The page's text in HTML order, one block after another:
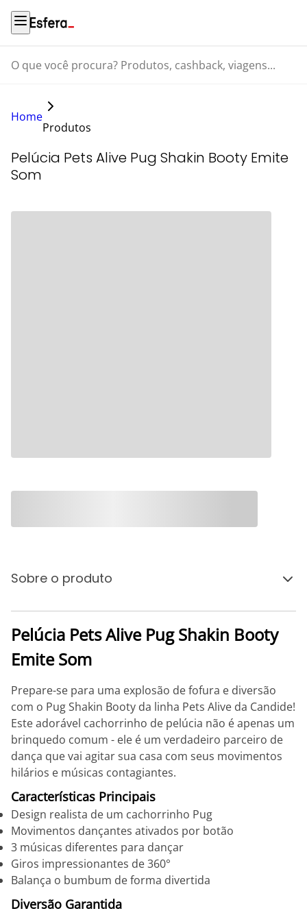
O que você procura? Produtos, cashback, viagens...
Home
Produtos
Pelúcia Pets Alive Pug Shakin Booty Emite
Som
Sobre o produto
Pelúcia Pets Alive Pug Shakin Booty
Emite Som
Prepare-se para uma explosão de fofura e diversão
com o Pug Shakin Booty da linha Pets Alive da Candide!
Este adorável cachorrinho de pelúcia não é apenas um
brinquedo comum - ele é um verdadeiro parceiro de
dança que vai agitar sua casa com seus movimentos
hilários e músicas contagiantes.
Características Principais
Design realista de um cachorrinho Pug
Movimentos dançantes ativados por botão
3 músicas diferentes para dançar
Giros impressionantes de 360°
Balança o bumbum de forma divertida
Diversão Garantida